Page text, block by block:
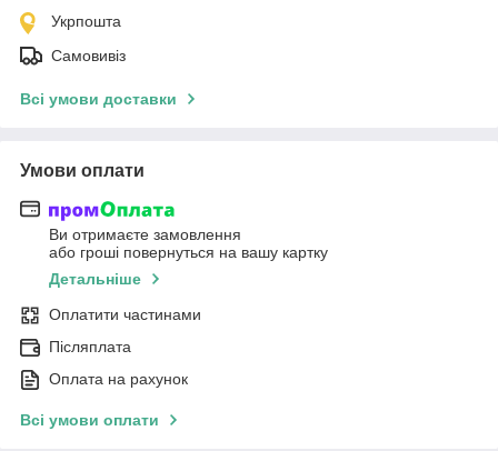
Укрпошта
Самовивіз
Всі умови доставки
Умови оплати
Ви отримаєте замовлення
або гроші повернуться на вашу картку
Детальніше
Оплатити частинами
Післяплата
Оплата на рахунок
Всі умови оплати